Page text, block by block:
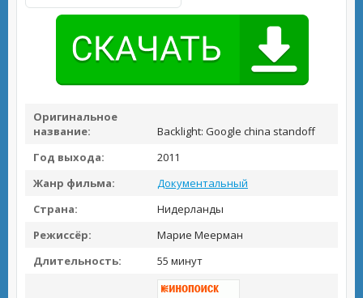
Оригинальное
название:
Backlight: Google china standoff
Год выхода:
2011
Жанр фильма:
Документальный
Страна:
Нидерланды
Режиссёр:
Марие Меерман
Длительность:
55 минут